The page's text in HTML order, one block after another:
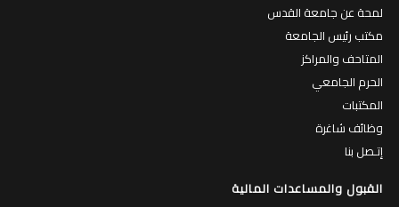
لمحة عن جامعة القدس
مكتب رئيس الجامعة
المتاحف والمراكز
الحرم الجامعي
المكتبات
وظائف شاغرة
إتـصل بنا
القبول والمساعدات المالية